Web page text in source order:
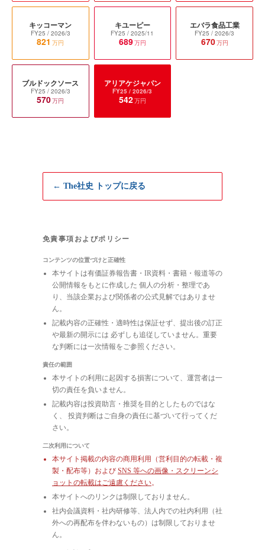
キッコーマン
FY25 / 2026/3
821 万円
キユーピー
FY25 / 2025/11
689万円
エバラ食品工業
FY25 / 2026/3
670万円
ブルドックソース
FY25 / 2026/3
570万円
アリアケジャパン
FY25 / 2026/3
542万円
← The社史 トップに戻る
免責事項およびポリシー
コンテンツの位置づけと正確性
本サイトは有価証券報告書・IR資料・書籍・報道等の
公開情報をもとに作成した 個人の分析・整理であ
り、当該企業および関係者の公式見解ではありませ
ん。
記載内容の正確性・適時性は保証せず、提出後の訂正
や最新の開示には 必ずしも追従していません。重要
な判断には一次情報をご参照ください。
責任の範囲
本サイトの利用に起因する損害について、運営者は一
切の責任を負いません。
記載内容は投資助言・推奨を目的としたものではな
く、 投資判断はご自身の責任に基づいて行ってくだ
さい。
二次利用について
本サイト掲載の内容の商用利用（営利目的の転載・複
製・配布等）および SNS 等への画像・スクリーンシ
ョットの転載はご遠慮ください。
本サイトへのリンクは制限しておりません。
社内会議資料・社内研修等、法人内での社内利用（社
外への再配布を伴わないもの）は制限しておりませ
ん。